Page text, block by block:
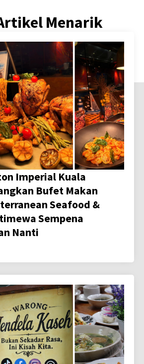
Menarik
Imperial Kuala
Bufet Makan
Seafood &
Sempena
Nanti